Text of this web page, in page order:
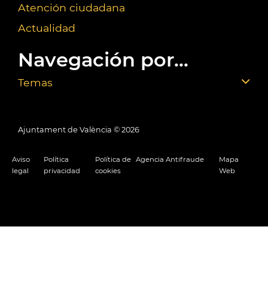
Atención ciudadana
Actualidad
Navegación por...
Temas
Ajuntament de València © 2026
Aviso
legal
Política
privacidad
Política de
cookies
Agencia Antifraude
Mapa
Web